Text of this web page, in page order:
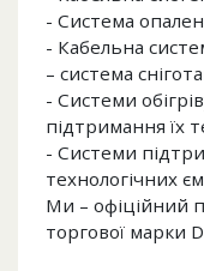
- Система
- Кабельна
– система
- Системи
підтримання їх
- Системи
технологічних
Ми – офіційний
торгової марки